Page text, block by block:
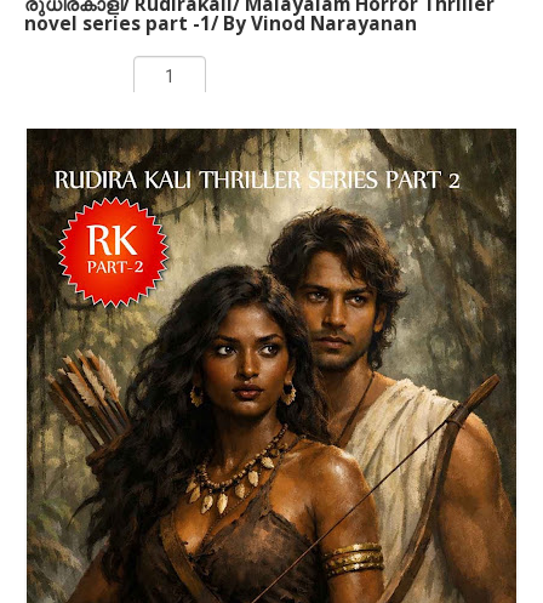
novel series part -1/ By Vinod Narayanan
രുധിരകാളി' എന്ന ബൃഹദ് നോവല്‍ വിനോദ്
നാരായണന്‍ ഒരുക്കിയിരിക്കുന്നത് അഞ്ച്
ADD TO CART